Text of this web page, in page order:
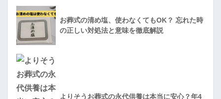
お葬式の清め塩、使わなくてもOK？ 忘れた時
の正しい対処法と意味を徹底解説
よりそうお葬式の永代供養は本当に安心？年4